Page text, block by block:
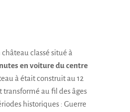
classé situé à
en voiture du centre
à était construit au 12
transformé au fil des âges
historiques : Guerre